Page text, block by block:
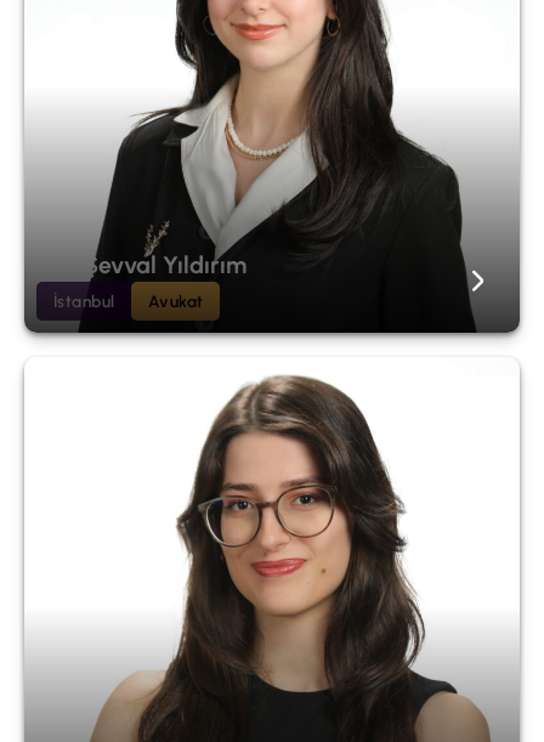
Nur Şevval Yıldırım
İstanbul Avukat